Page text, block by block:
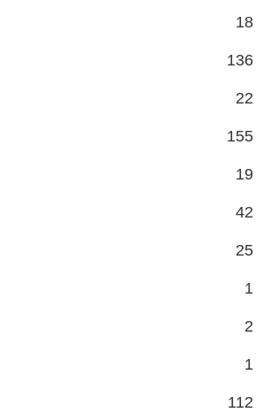
18
136
22
155
19
42
25
1
2
1
112